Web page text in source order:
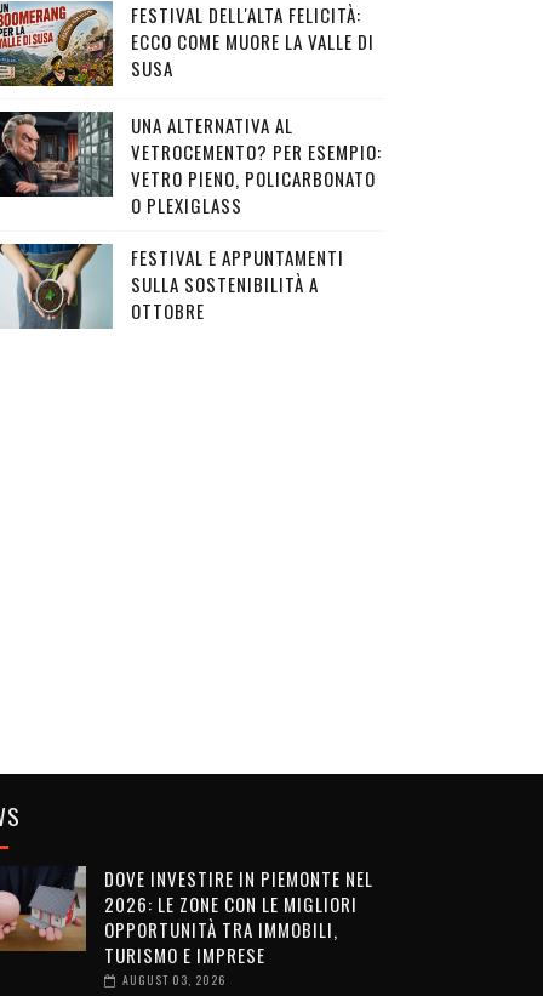
FESTIVAL DELL'ALTA FELICITÀ:
ECCO COME MUORE LA VALLE DI
SUSA
UNA ALTERNATIVA AL
VETROCEMENTO? PER ESEMPIO:
VETRO PIENO, POLICARBONATO
O PLEXIGLASS
FESTIVAL E APPUNTAMENTI
SULLA SOSTENIBILITÀ A
OTTOBRE
DOVE INVESTIRE IN PIEMONTE NEL
2026: LE ZONE CON LE MIGLIORI
OPPORTUNITÀ TRA IMMOBILI,
TURISMO E IMPRESE
AUGUST 03, 2026